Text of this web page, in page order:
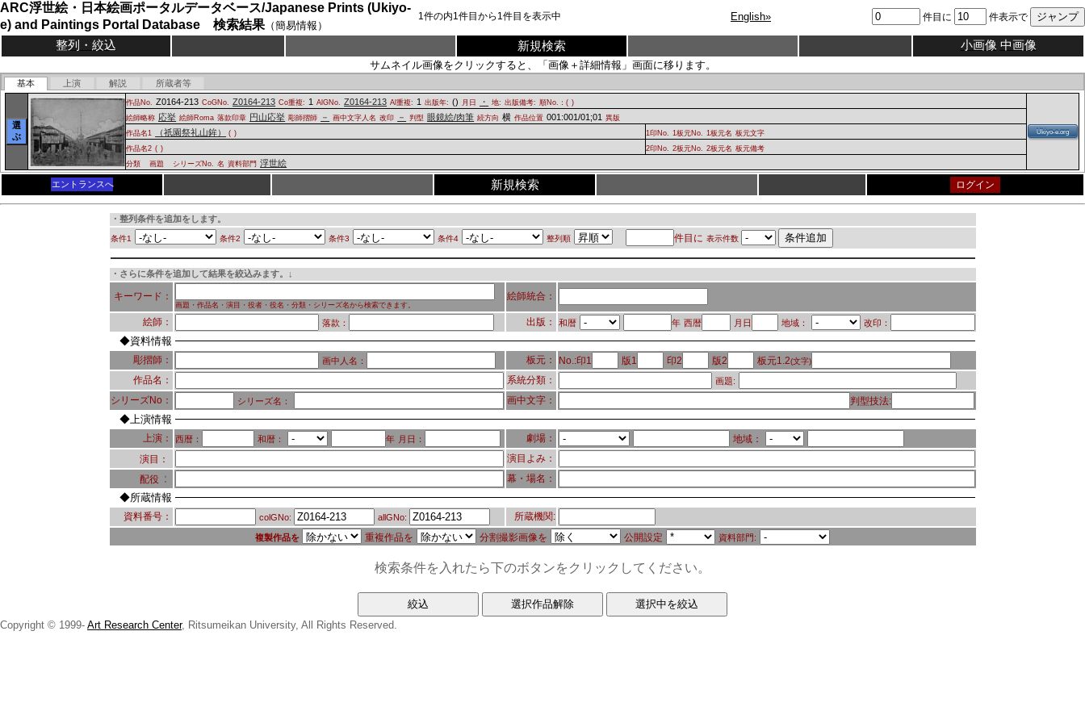
ARC浮世絵・日本絵画ポータルデータベース/Japanese Prints (Ukiyo-
e) and Paintings Portal Database 検索結果（簡易情報）
1件の内1件目から 1件目を表示中 English» 件目に 件表示で
整列・絞込 新規検索 小画像 中画像
サムネイル画像をクリックすると、「画像＋詳細情報」画面に移ります。
基本 上演 解説 所蔵者等
選
ぶ
作品No. Z0164-213 CoGNo. Z0164-213 Co重複: 1 AlGNo. Z0164-213 Al重複: 1 出版年: () 月日 ・ 地: 出版備考: 順No.：( )
Ukiyo-e.org
絵師略称 応挙 絵師Roma 落款印章 円山応挙 彫師摺師 － 画中文字人名 改印 － 判型 眼鏡絵/肉筆 続方向 横 作品位置 001:001/01;01
異版
作品名1
（祇園祭礼山鉾） ( ) 1印No. 1板元No. 1板元名 板元文字
作品名2 ( ) 2印No. 2板元No. 2板元名 板元備考
分類
画題 シリーズNo. 名 資料部門 浮世絵
エントランスへ 新規検索 ログイン
・整列条件を追加をします。
条件1 条件2 条件3 条件4 整列順 件目に 表示件数
・さらに条件を追加して結果を絞込みます。↓
キーワード：
画題・作品名・演目・役者・役名・分類・シリーズ名から検索できます。
絵師統合：
絵師： 落款： 出版： 和暦 年 西暦 月日 地域： 改印：
◆資料情報
彫摺師： 画中人名： 板元： No.:印1 版1 印2 版2 板元1.2(文字)
作品名： 系統分類： 画題:
シリーズNo： シリーズ名： 画中文字： 判型技法:
◆上演情報
上演： 西暦： 和暦： 年 月日： 劇場：
地域：
演目：
演目よみ：
配役 ： 幕・場名：
◆所蔵情報
資料番号： colGNo: allGNo: 所蔵機関:
複製作品を 重複作品を 分割撮影画像を 公開設定 資料部門:
検索条件を入れたら下のボタンをクリックしてください。
Copyright © 1999- Art Research Center, Ritsumeikan University, All Rights Reserved.